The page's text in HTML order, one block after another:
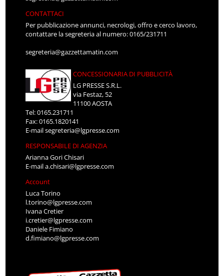
CONTATTACI
Per pubblicazione annunci, necrologi, offro e cerco lavoro,
contattare la segreteria al numero: 0165/231711
segreteria@gazzettamatin.com
CONCESSIONARIA DI PUBBLICITÀ
LG PRESSE S.R.L.
via Festaz, 52
11100 AOSTA
Tel: 0165.231711
Fax: 0165.1820141
E-mailsegreteria@lgpresse.com
RESPONSABILE DI AGENZIA
Arianna Gori Chisari
E-maila.chisari@lgpresse.com
Account
Luca Torino
l.torino@lgpresse.com
Ivana Cretier
i.cretier@lgpresse.com
Daniele Fimiano
d.fimiano@lgpresse.com